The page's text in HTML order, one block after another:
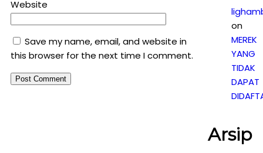
Website
Save my name, email, and website in
this browser for the next time I comment.
on
MEREK
YANG
TIDAK
DAPAT
Arsip